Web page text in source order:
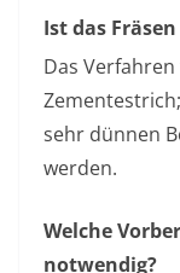
Ist das
Das
sehr dünnen
werden.
Welche
notwendig?